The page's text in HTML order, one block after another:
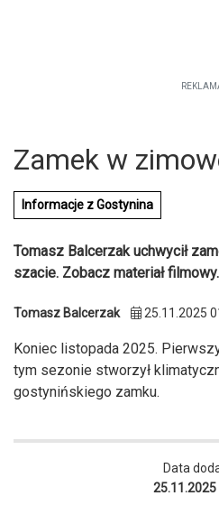
Zamek w
Informacje z Gostynina
Tomasz Balcerzak uchwycił
szacie. Zobacz materiał filmowy.
Tomasz Balcerzak 25.11.2025
Koniec listopada 2025.
tym sezonie stworzył
gostynińskiego zamku.
Data
25.11.2025